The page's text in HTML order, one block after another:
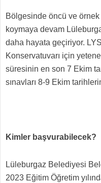
Bölgesinde öncü ve örnek
koymaya devam
daha hayata geçiriyor.
Konservatuvarı için
süresinin en son 7 Ekim
sınavları 8-9 Ekim
Kimler başvurabilecek?
Lüleburgaz Belediyesi
2023 Eğitim Öğretim